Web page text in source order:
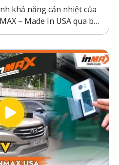
khả năng cản nhiệt của
– Made In USA qua bài
đầy thuyết phục.
cơ chế giữ nhiệt trên